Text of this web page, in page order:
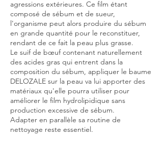
agressions extérieures. Ce film étant
composé de sébum et de sueur,
l'organisme peut alors produire du sébum
en grande quantité pour le reconstituer,
rendant de ce fait la peau plus grasse.
Le suif de bœuf contenant naturellement
des acides gras qui entrent dans la
composition du sébum, appliquer le baume
DELOZALE sur la peau va lui apporter des
matériaux qu'elle pourra utiliser pour
améliorer le film hydrolipidique sans
production excessive de sébum.
Adapter en parallèle sa routine de
nettoyage reste essentiel.